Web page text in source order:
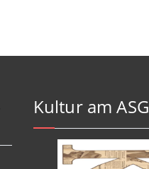
Kultur am ASG